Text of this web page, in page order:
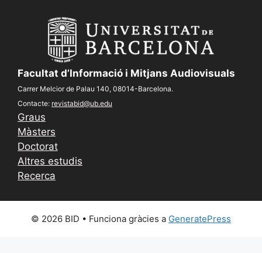
Facultat d’Informació i Mitjans Audiovisuals
Carrer Melcior de Palau 140, 08014-Barcelona.
Contacte: revistabid@ub.edu
Graus
Màsters
Doctorat
Altres estudis
Recerca
© 2026 BID • Funciona gràcies a GeneratePress